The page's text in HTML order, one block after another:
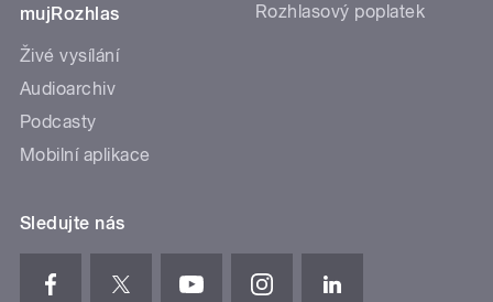
mujRozhlas
Živé vysílání
Audioarchiv
Podcasty
Mobilní aplikace
Rozhlasový poplatek
Sledujte nás